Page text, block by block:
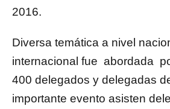
2016.
Diversa temática a nivel
internacional fue abordada
400 delegados y delegadas
importante evento asisten